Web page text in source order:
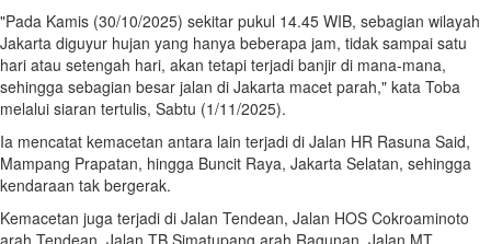
"Pada Kamis (30/10/2025) sekitar pukul 14.45 WIB, sebagian wilayah
Jakarta diguyur hujan yang hanya beberapa jam, tidak sampai satu
hari atau setengah hari, akan tetapi terjadi banjir di mana-mana,
sehingga sebagian besar jalan di Jakarta macet parah," kata Toba
melalui siaran tertulis, Sabtu (1/11/2025).
Ia mencatat kemacetan antara lain terjadi di Jalan HR Rasuna Said,
Mampang Prapatan, hingga Buncit Raya, Jakarta Selatan, sehingga
kendaraan tak bergerak.
Kemacetan juga terjadi di Jalan Tendean, Jalan HOS Cokroaminoto
arah Tendean, Jalan TB Simatupang arah Ragunan, Jalan MT